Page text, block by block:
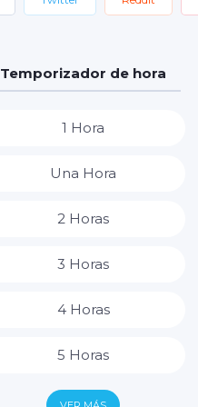
Temporizador de hora
1 Hora
Una Hora
2 Horas
3 Horas
4 Horas
5 Horas
6 Horas